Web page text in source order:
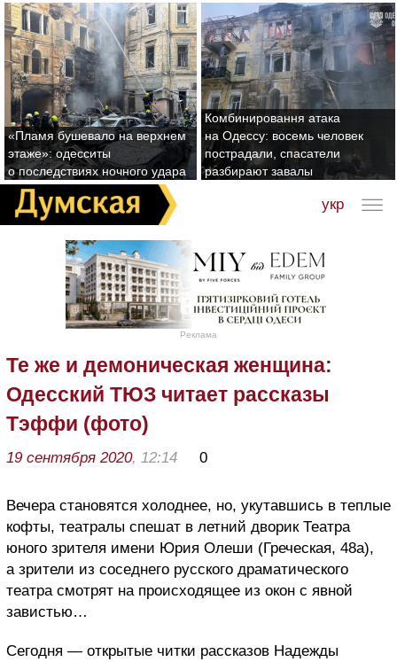
«Пламя бушевало на верхнем
этаже»: одесситы
о последствиях ночного удара
Комбинировання атака
на Одессу: восемь человек
пострадали, спасатели
разбирают завалы
укр
Реклама
Те же и демоническая женщина:
Одесский ТЮЗ читает рассказы
Тэффи (фото)
19 сентября 2020, 12:14 0
Вечера становятся холоднее, но, укутавшись в теплые
кофты, театралы спешат в летний дворик Театра
юного зрителя имени Юрия Олеши (Греческая, 48а),
а зрители из соседнего русского драматического
театра смотрят на происходящее из окон с явной
завистью…
Сегодня — открытые читки рассказов Надежды